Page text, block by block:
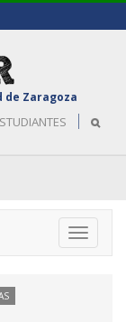
de Zaragoza
Toggle